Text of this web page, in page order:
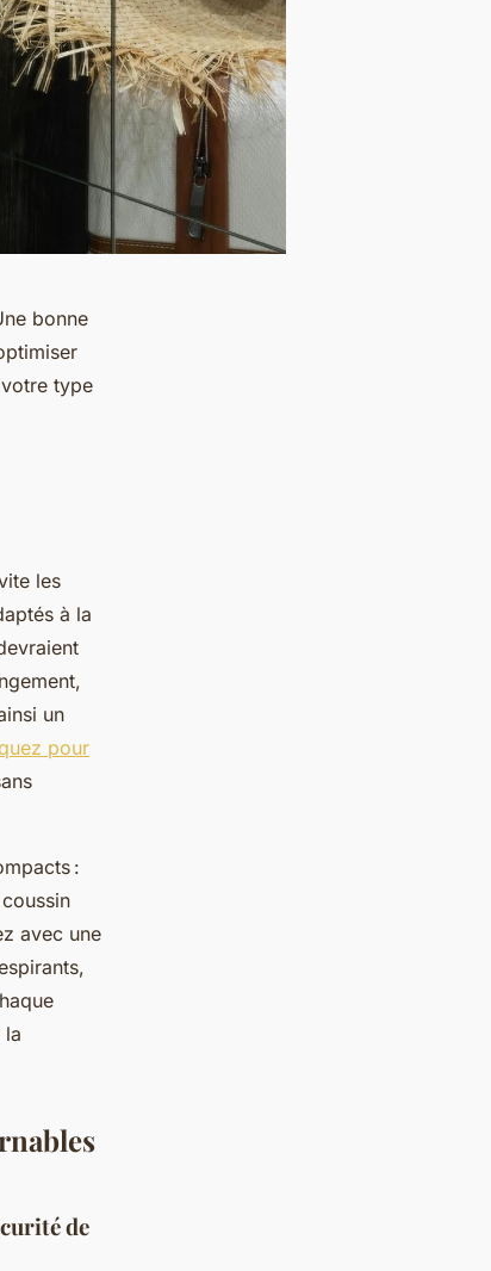
bonne
type
les
à la
un
pour
:
avec une
la
de